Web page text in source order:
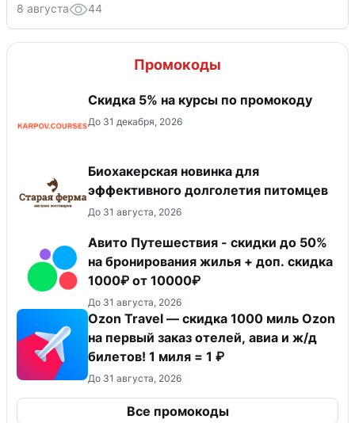
8 августа 44
Промокоды
Скидка 5% на курсы по промокоду
До 31 декабря, 2026
Биохакерская новинка для
эффективного долголетия питомцев
До 31 августа, 2026
Авито Путешествия - скидки до 50%
на бронирования жилья + доп. скидка
1000₽ от 10000₽
До 31 августа, 2026
Ozon Travel — скидка 1000 миль Ozon
на первый заказ отелей, авиа и ж/д
билетов! 1 миля = 1 ₽
До 31 августа, 2026
Все промокоды